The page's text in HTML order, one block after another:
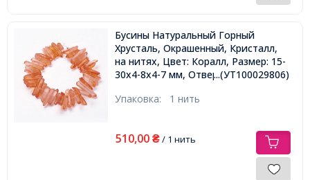
Бусины Натуральный Горный
Хрусталь, Окрашенный, Кристалл,
на нитях, Цвет: Коралл, Размер: 15-
30x4-8x4-7 мм, Отверстие 1мм,
...(УТ100029806)
Упаковка: 1 нить
510,00 ₴/ 1 нить